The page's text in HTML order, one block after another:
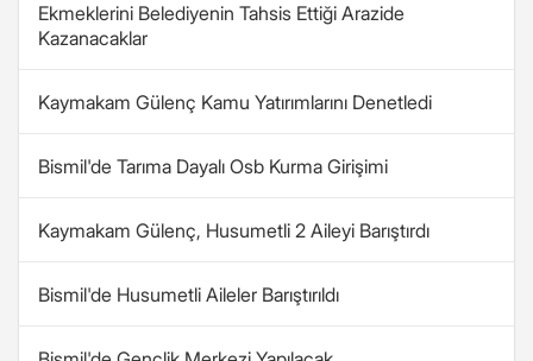
Ekmeklerini Belediyenin Tahsis Ettiği Arazide
Kazanacaklar
Kaymakam Gülenç Kamu Yatırımlarını Denetledi
Bismil'de Tarıma Dayalı Osb Kurma Girişimi
Kaymakam Gülenç, Husumetli 2 Aileyi Barıştırdı
Bismil'de Husumetli Aileler Barıştırıldı